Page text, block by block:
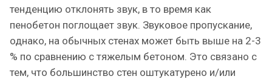
тенденцию отклонять звук, в то время как
пенобетон поглощает звук. Звуковое пропускание,
однако, на обычных стенах может быть выше на 2-3
% по сравнению с тяжелым бетоном. Это связано с
тем, что большинство стен оштукатурено и/или